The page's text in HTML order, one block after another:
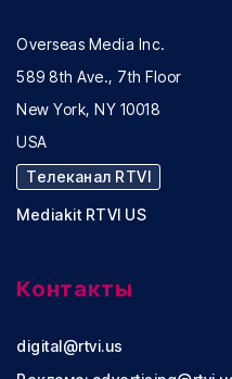
Overseas Media Inc.
589 8th Ave., 7th Floor
New York, NY 10018
USA
Телеканал RTVI
Mediakit RTVI US
Контакты
digital@rtvi.us